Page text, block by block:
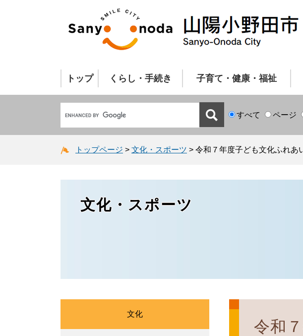
トップ くらし・手続き 子育て・健康・福祉
すべて ページ
トップページ > 文化・スポーツ > 令和７年度子ども文化ふれあ
文化・スポーツ
令和
文化